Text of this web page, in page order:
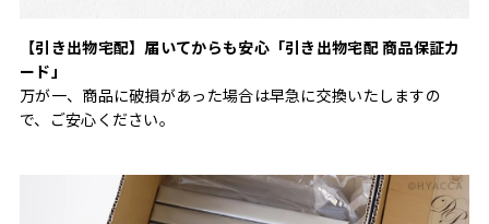
【引き出物宅配】届いてからも安心「引き出物宅配 商品保証カ
ード」
万が一、商品に破損があった場合は早急に交換いたしますの
で、ご安心ください。